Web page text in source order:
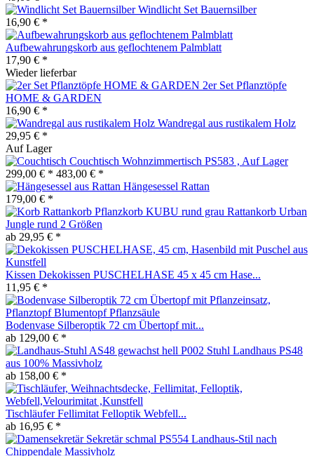
Windlicht Set Bauernsilber
16,90 € *
Aufbewahrungskorb aus geflochtenem Palmblatt
17,90 € *
Wieder lieferbar
2er Set Pflanztöpfe
HOME & GARDEN
16,90 € *
Wandregal aus rustikalem Holz
29,95 € *
Auf Lager
Couchtisch Wohnzimmertisch PS583 , Auf Lager
299,00 € * 483,00 € *
Hängesessel Rattan
179,00 € *
Rattankorb Urban
Jungle rund 2 Größen
ab 29,95 € *
Kissen Dekokissen PUSCHELHASE 45 x 45 cm Hase...
11,95 € *
Bodenvase Silberoptik 72 cm Übertopf mit...
ab 129,00 € *
Stuhl Landhaus PS48
aus 100% Massivholz
ab 158,00 € *
Tischläufer Fellimitat Felloptik Webfell...
ab 16,95 € *